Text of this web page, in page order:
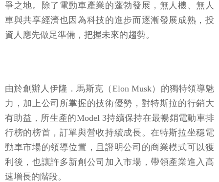
爭之地。除了電動車產業的蓬勃發展，無人機、無人
車與共享經濟也因為科技的進步而逐漸發展成熟，投
資人應先做足準備，把握未來的趨勢。
由於創辦人伊隆．馬斯克（Elon Musk）的獨特領導魅
力，加上公司所掌握的技術優勢，對特斯拉的行銷大
有助益，所生產的Model 3持續保持在最暢銷電動車排
行榜的榜首，訂單與營收持續成長。在特斯拉坐穩電
動車市場的領導位置，且證明公司的商業模式可以獲
利後，也讓許多新創公司加入市場，帶領產業進入高
速增長的階段。